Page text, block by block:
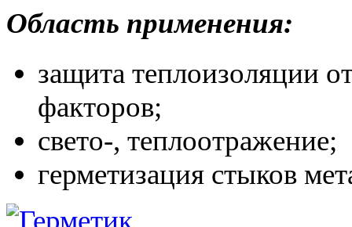
Область применения:
защита теплоизоляции
факторов;
свето-, теплоотражение;
герметизация стыков